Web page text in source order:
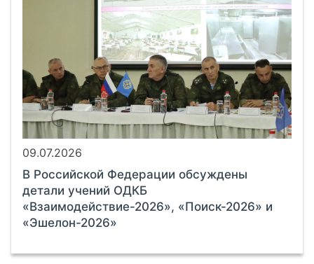
09.07.2026
В Российской Федерации обсуждены
детали учений ОДКБ
«Взаимодействие-2026», «Поиск-2026» и
«Эшелон-2026»